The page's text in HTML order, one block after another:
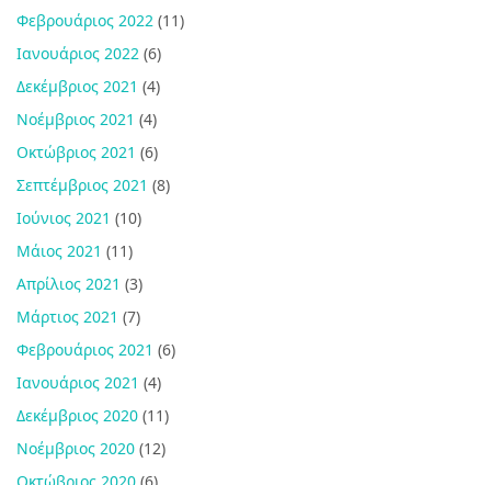
Φεβρουάριος 2022 (11)
Ιανουάριος 2022 (6)
Δεκέμβριος 2021 (4)
Νοέμβριος 2021 (4)
Οκτώβριος 2021 (6)
Σεπτέμβριος 2021 (8)
Ιούνιος 2021 (10)
Μάιος 2021 (11)
Απρίλιος 2021 (3)
Μάρτιος 2021 (7)
Φεβρουάριος 2021 (6)
Ιανουάριος 2021 (4)
Δεκέμβριος 2020 (11)
Νοέμβριος 2020 (12)
Οκτώβριος 2020 (6)